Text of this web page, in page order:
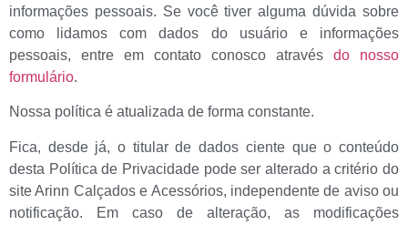
informações pessoais. Se você tiver alguma dúvida sobre
como lidamos com dados do usuário e informações
pessoais, entre em contato conosco através do nosso
formulário.
Nossa política é atualizada de forma constante.
Fica, desde já, o titular de dados ciente que o conteúdo
desta Política de Privacidade pode ser alterado a critério do
site Arinn Calçados e Acessórios, independente de aviso ou
notificação. Em caso de alteração, as modificações